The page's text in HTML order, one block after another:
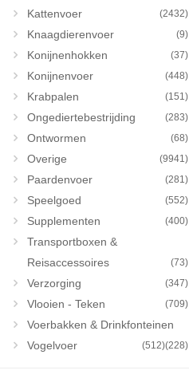
Kattenvoer (2432)
Knaagdierenvoer (9)
Konijnenhokken (37)
Konijnenvoer (448)
Krabpalen (151)
Ongediertebestrijding (283)
Ontwormen (68)
Overige (9941)
Paardenvoer (281)
Speelgoed (552)
Supplementen (400)
Transportboxen &
Reisaccessoires
(73)
Verzorging (347)
Vlooien - Teken (709)
Voerbakken & Drinkfonteinen
(228)
Vogelvoer (512)